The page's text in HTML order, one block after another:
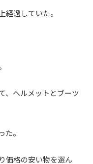
経過していた。
、ヘルメットとブーツ
。
価格の安い物を選ん